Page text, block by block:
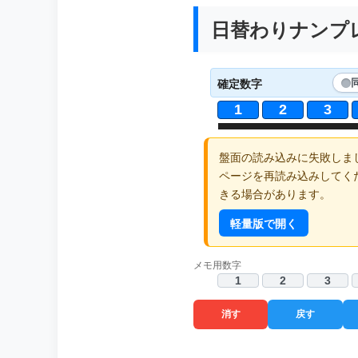
日替わりナンプ
確定数字
1 2 3
盤面の読み込みに失敗しま
ページを再読み込みして
きる場合があります。
軽量版で開く
メモ用数字
1 2 3
消す 戻す